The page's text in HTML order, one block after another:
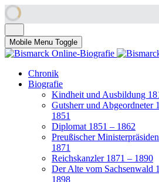
Mobile Menu Toggle
Chronik
Biografie
Kindheit und Ausbildung
Gutsherr und Abgeordneter
1851
Diplomat 1851 – 1862
Preußischer
1871
Reichskanzler 1871 – 1890
Der Alte vom Sachsenwald
1898